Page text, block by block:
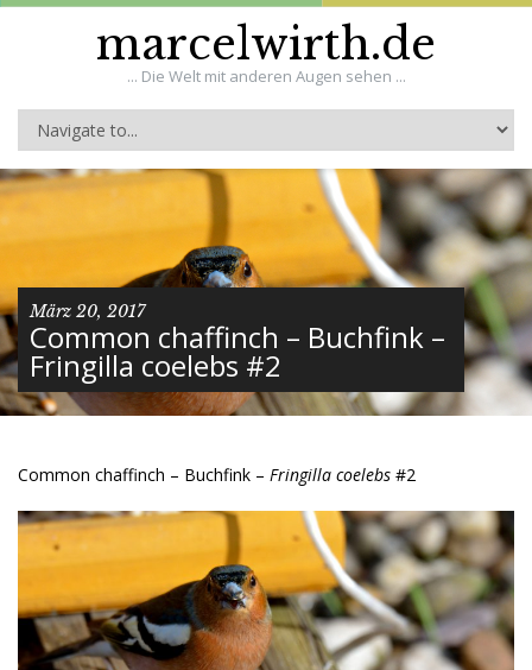
marcelwirth.de
... Die Welt mit anderen Augen sehen ...
März 20, 2017
Common chaffinch – Buchfink –
Fringilla coelebs #2
Common chaffinch – Buchfink – Fringilla coelebs #2